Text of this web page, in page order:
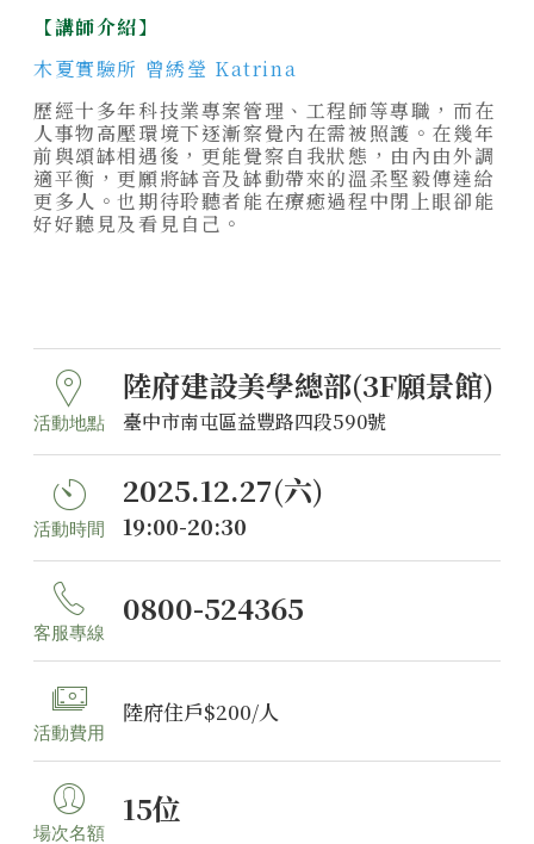
【講師介紹】
木夏實驗所 曾綉瑩 Katrina
歷經十多年科技業專案管理、工程師等專職，而在
人事物高壓環境下逐漸察覺內在需被照護。在幾年
前與頌缽相遇後，更能覺察自我狀態，由內由外調
適平衡，更願將缽音及缽動帶來的溫柔堅毅傳達給
更多人。也期待聆聽者能在療癒過程中閉上眼卻能
好好聽見及看見自己。
活動地點
陸府建設美學總部(3F願景館)
臺中市南屯區益豐路四段590號
活動時間
2025.12.27(六)
19:00-20:30
客服專線
0800-524365
活動費用
陸府住戶$200/人
場次名額
15位